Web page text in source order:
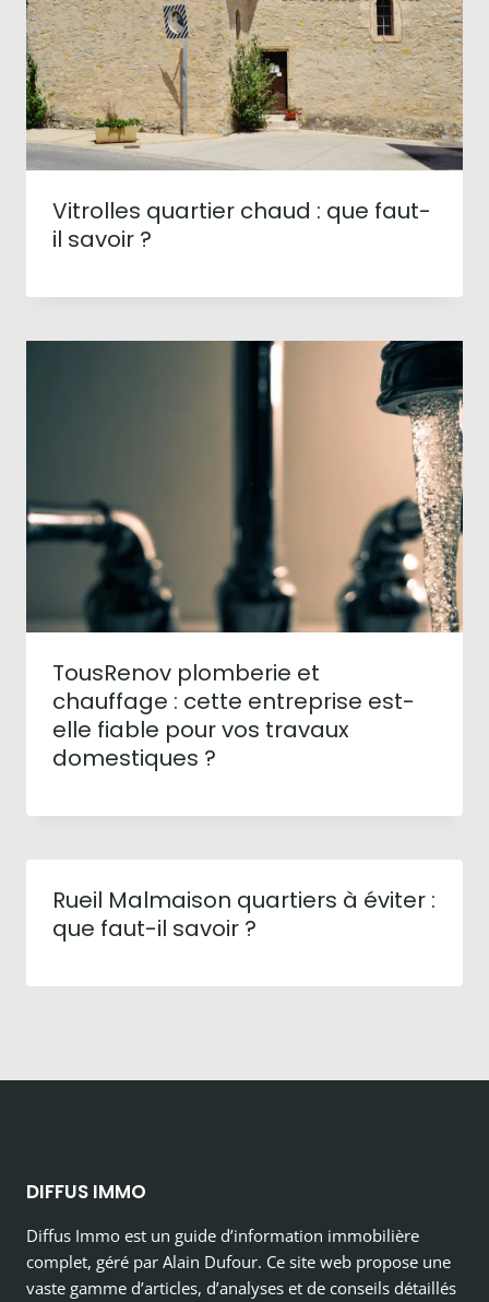
Vitrolles quartier chaud : que faut-
il savoir ?
TousRenov plomberie et
chauffage : cette entreprise est-
elle fiable pour vos travaux
domestiques ?
Rueil Malmaison quartiers à éviter :
que faut-il savoir ?
DIFFUS IMMO
Diffus Immo est un guide d’information immobilière
complet, géré par Alain Dufour. Ce site web propose une
vaste gamme d’articles, d’analyses et de conseils détaillés